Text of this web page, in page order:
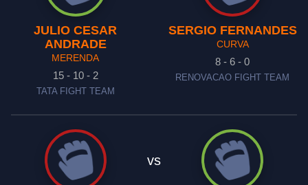
JULIO CESAR
ANDRADE
MERENDA
15 - 10 - 2
TATA FIGHT TEAM
SERGIO FERNANDES
CURVA
8 - 6 - 0
RENOVACAO FIGHT TEAM
vs